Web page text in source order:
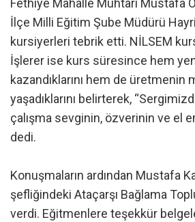
Fethiye Mahalle Muhtarı Mustafa
İlçe Milli Eğitim Şube Müdürü
kursiyerleri tebrik etti. NİLSEM
İşlerer ise kurs süresince hem
kazandıklarını hem de üretmenin
yaşadıklarını belirterek,
çalışma sevginin, özverinin ve el
dedi.
Konuşmaların ardından Mustafa
şefliğindeki Ataçarşı Bağlama
verdi. Eğitmenlere teşekkür